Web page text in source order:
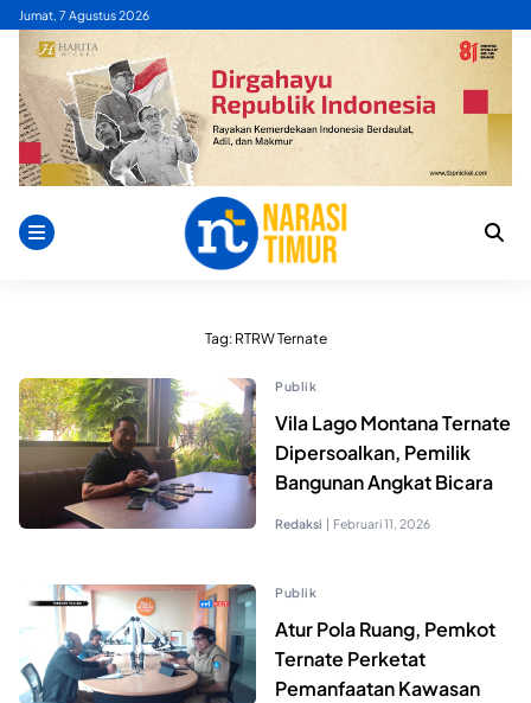
Skip
content
Jumat, 7 Agustus 2026
Tag: RTRW Ternate
Publik
Vila Lago Montana Ternate
Dipersoalkan, Pemilik
Bangunan Angkat Bicara
Redaksi | Februari 11, 2026
Publik
Atur Pola Ruang, Pemkot
Ternate Perketat
Pemanfaatan Kawasan